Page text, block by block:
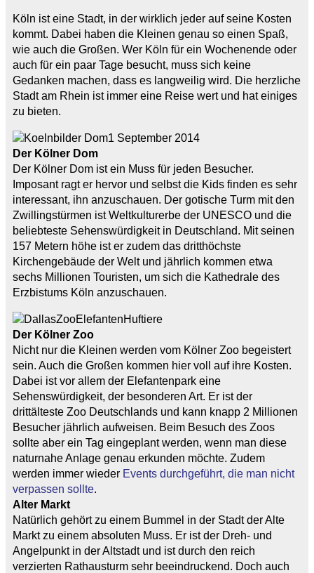
Köln ist eine Stadt, in der wirklich jeder auf seine Kosten
kommt. Dabei haben die Kleinen genau so einen Spaß,
wie auch die Großen. Wer Köln für ein Wochenende oder
auch für ein paar Tage besucht, muss sich keine
Gedanken machen, dass es langweilig wird. Die herzliche
Stadt am Rhein ist immer eine Reise wert und hat einiges
zu bieten.
Der Kölner Dom
Der Kölner Dom ist ein Muss für jeden Besucher.
Imposant ragt er hervor und selbst die Kids finden es sehr
interessant, ihn anzuschauen. Der gotische Turm mit den
Zwillingstürmen ist Weltkulturerbe der UNESCO und die
beliebteste Sehenswürdigkeit in Deutschland. Mit seinen
157 Metern höhe ist er zudem das dritthöchste
Kirchengebäude der Welt und jährlich kommen etwa
sechs Millionen Touristen, um sich die Kathedrale des
Erzbistums Köln anzuschauen.
Der Kölner Zoo
Nicht nur die Kleinen werden vom Kölner Zoo begeistert
sein. Auch die Großen kommen hier voll auf ihre Kosten.
Dabei ist vor allem der Elefantenpark eine
Sehenswürdigkeit, der besonderen Art. Er ist der
drittälteste Zoo Deutschlands und kann knapp 2 Millionen
Besucher jährlich aufweisen. Beim Besuch des Zoos
sollte aber ein Tag eingeplant werden, wenn man diese
naturnahe Anlage genau erkunden möchte. Zudem
werden immer wieder Events durchgeführt, die man nicht
verpassen sollte.
Alter Markt
Natürlich gehört zu einem Bummel in der Stadt der Alte
Markt zu einem absoluten Muss. Er ist der Dreh- und
Angelpunkt in der Altstadt und ist durch den reich
verzierten Rathausturm sehr beeindruckend. Doch auch